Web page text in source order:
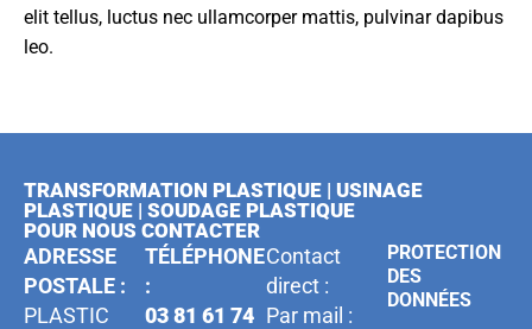
elit tellus, luctus nec ullamcorper mattis, pulvinar dapibus
leo.
POUR NOUS CONTACTER
TRANSFORMATION PLASTIQUE | USINAGE
PLASTIQUE | SOUDAGE PLASTIQUE
ADRESSE
POSTALE :
PLASTIC
TÉLÉPHONE
:
03 81 61 74
Contact
direct :
Par mail :
PROTECTION
DES
DONNÉES